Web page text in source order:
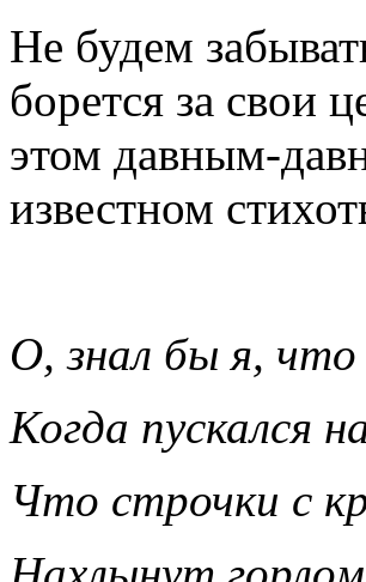
Не будем
борется за свои
этом давным-
известном
О, знал бы я,
Когда пускался
Что строчки с